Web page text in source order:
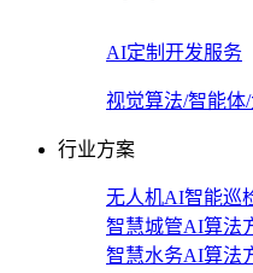
AI定制开发服务
视觉算法/智能体
行业方案
无人机AI智能巡
智慧城管AI算法
智慧水务AI算法